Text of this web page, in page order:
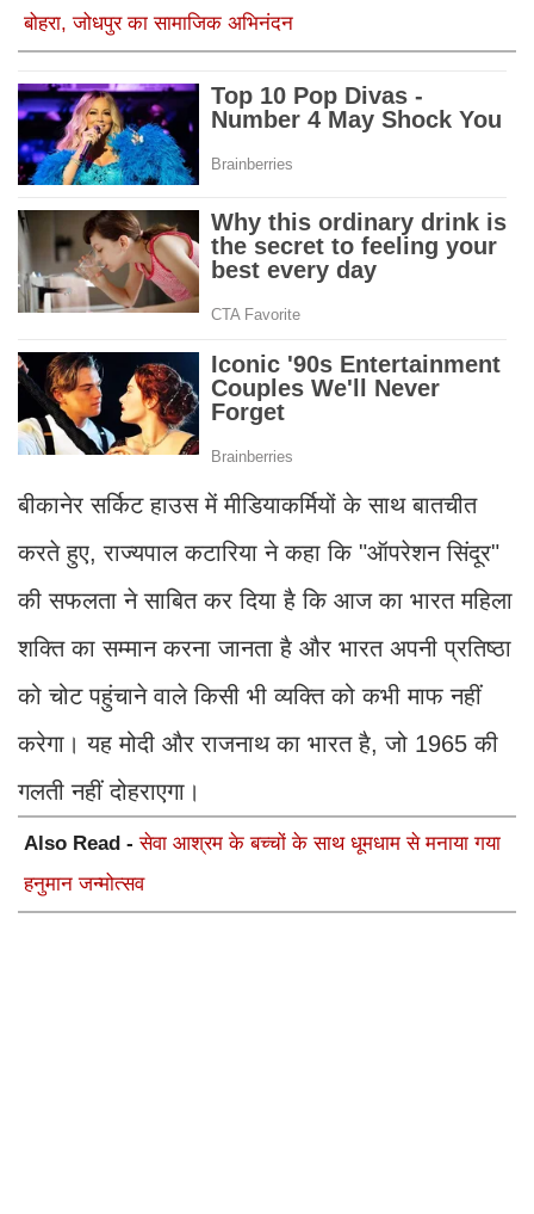
बोहरा, जोधपुर का सामाजिक अभिनंदन
बीकानेर सर्किट हाउस में मीडियाकर्मियों के साथ बातचीत
करते हुए, राज्यपाल कटारिया ने कहा कि "ऑपरेशन सिंदूर"
की सफलता ने साबित कर दिया है कि आज का भारत महिला
शक्ति का सम्मान करना जानता है और भारत अपनी प्रतिष्ठा
को चोट पहुंचाने वाले किसी भी व्यक्ति को कभी माफ नहीं
करेगा। यह मोदी और राजनाथ का भारत है, जो 1965 की
गलती नहीं दोहराएगा।
Also Read -सेवा आश्रम के बच्चों के साथ धूमधाम से मनाया गया
हनुमान जन्मोत्सव